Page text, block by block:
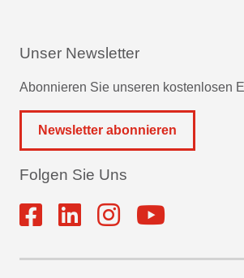
Unser Newsletter
Abonnieren Sie unseren kostenlosen
Newsletter abonnieren
Folgen Sie Uns